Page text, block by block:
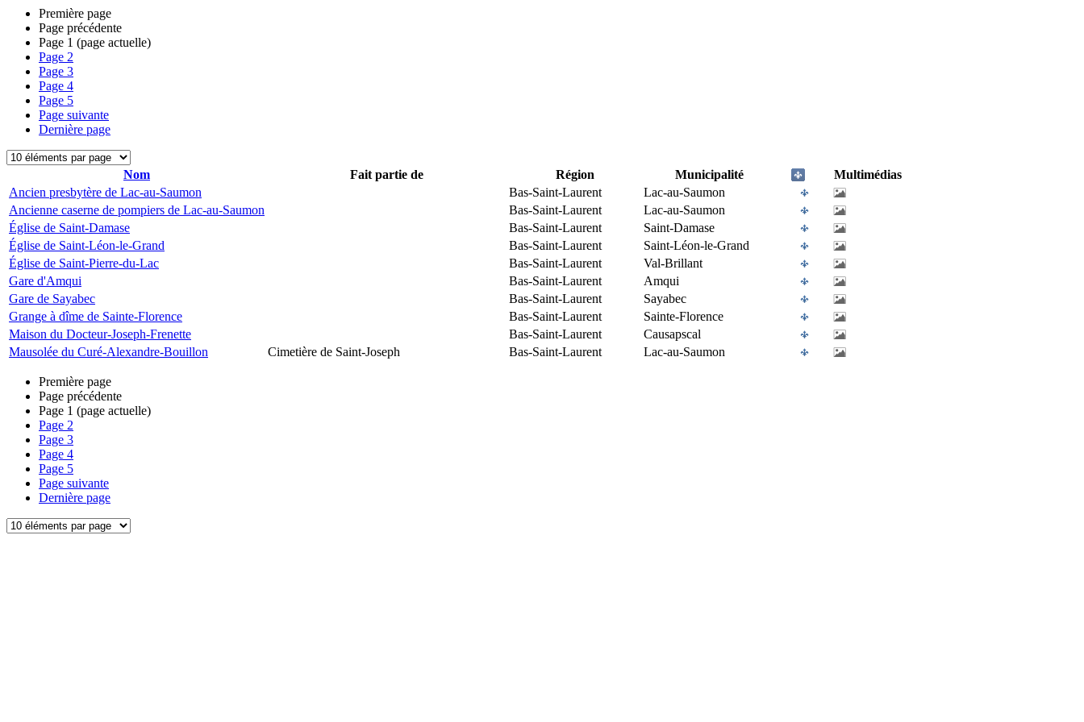
Première page
Page précédente
Page 1 (page actuelle)
Page 2
Page 3
Page 4
Page 5
Page suivante
Dernière page
Nom Fait partie de Région Municipalité
Multimédias
Ancien presbytère de Lac-au-Saumon
Bas-Saint-Laurent
Lac-au-Saumon
Ancienne caserne de pompiers de Lac-au-Saumon
Bas-Saint-Laurent
Lac-au-Saumon
Église de Saint-Damase
Bas-Saint-Laurent
Saint-Damase
Église de Saint-Léon-le-Grand
Bas-Saint-Laurent
Saint-Léon-le-Grand
Église de Saint-Pierre-du-Lac
Bas-Saint-Laurent
Val-Brillant
Gare d'Amqui
Bas-Saint-Laurent
Amqui
Gare de Sayabec
Bas-Saint-Laurent
Sayabec
Grange à dîme de Sainte-Florence
Bas-Saint-Laurent
Sainte-Florence
Maison du Docteur-Joseph-Frenette
Bas-Saint-Laurent
Causapscal
Mausolée du Curé-Alexandre-Bouillon
Cimetière de Saint-Joseph Bas-Saint-Laurent Lac-au-Saumon
Première page
Page précédente
Page 1 (page actuelle)
Page 2
Page 3
Page 4
Page 5
Page suivante
Dernière page